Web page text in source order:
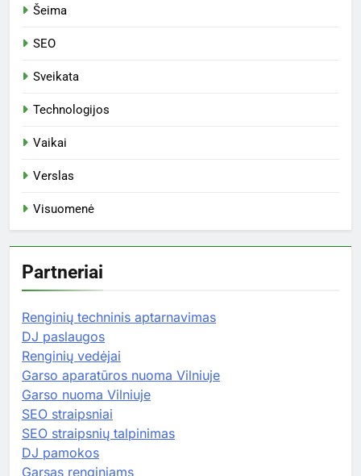
Šeima
SEO
Sveikata
Technologijos
Vaikai
Verslas
Visuomenė
Partneriai
Renginių techninis aptarnavimas
DJ paslaugos
Renginių vedėjai
Garso aparatūros nuoma Vilniuje
Garso nuoma Vilniuje
SEO straipsniai
SEO straipsnių talpinimas
DJ pamokos
Garsas renginiams